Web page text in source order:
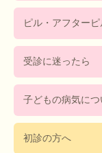
ピル・アフターピ
受診に迷ったら
子どもの病気につ
初診の方へ